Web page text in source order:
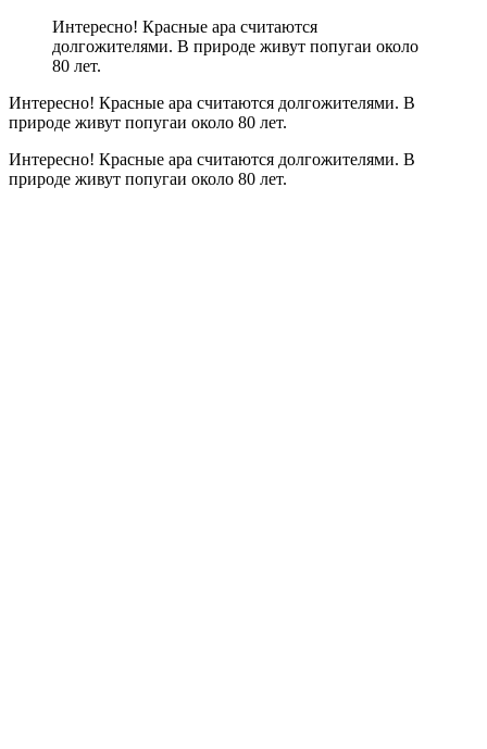
Интересно! Красные ара считаются
долгожителями. В природе живут попугаи около
80 лет.
Интересно! Красные ара считаются долгожителями. В
природе живут попугаи около 80 лет.
Интересно! Красные ара считаются долгожителями. В
природе живут попугаи около 80 лет.